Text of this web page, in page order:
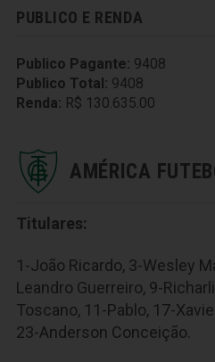
PUBLICO E RENDA
Publico Pagante: 9408
Publico Total: 9408
Renda: R$ 130.635.00
AMÉRICA
Titulares:
1-João Ricardo, 3-Wesley
Leandro Guerreiro, 9-
Toscano, 11-Pablo, 17-
23-Anderson Conceição.